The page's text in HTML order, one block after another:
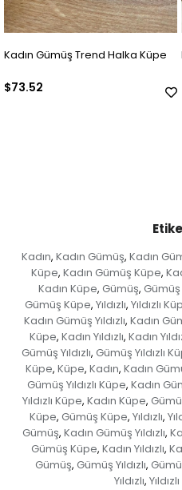
Trend Halka Küpe Kadın
$71.42
Kadın, Kadın Gümüş, Kadın
Küpe, Kadın Gümüş Küpe,
Kadın Küpe, Gümüş, Gümüş
Gümüş Küpe, Yıldızlı, Yıldızlı
Kadın Gümüş Yıldızlı, Kadın
Küpe, Kadın Yıldızlı, Kadın
Gümüş Yıldızlı, Gümüş Yıldızlı
Küpe, Küpe, Kadın, Kadın
Gümüş Yıldızlı Küpe, Kadın
Yıldızlı Küpe, Kadın Küpe,
Küpe, Gümüş Küpe, Yıldızlı,
Gümüş, Kadın Gümüş Yıldızlı,
Gümüş Küpe, Kadın Yıldızlı,
Gümüş, Gümüş Yıldızlı,
Yıldızlı,